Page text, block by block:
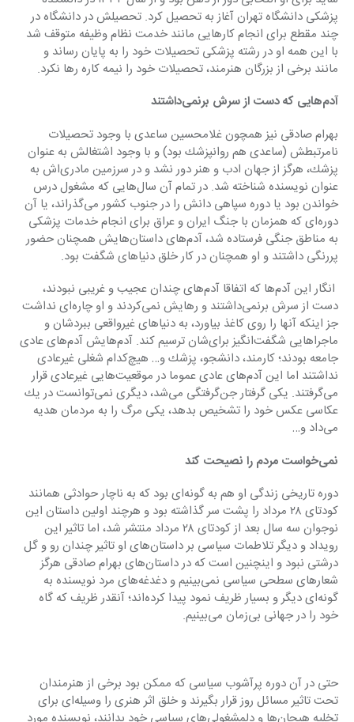
پزشكی دانشگاه تهران آغاز به تحصیل كرد. تحصیلش در دانشگاه در
چند مقطع برای انجام كارهایی مانند خدمت نظام وظیفه متوقف شد
با این همه او در رشته پزشكی تحصیلات خود را به پایان رساند و
مانند برخی از بزرگان هنرمند، تحصیلات خود را نیمه كاره رها نكرد.
آدم‌هایی كه دست از سرش برنمی‌داشتند
بهرام صادقی نیز همچون غلامحسین ساعدی با وجود تحصیلات
نامرتبطش (ساعدی هم روانپزشك بود) و با وجود اشتغالش به عنوان
پزشك، هرگز از جهان ادب و هنر دور نشد و در سرزمین مادری‌اش به
عنوان نویسنده شناخته شد. در تمام آن سال‌هایی كه مشغول درس
خواندن بود یا دوره سپاهی دانش را در جنوب كشور می‌گذراند، یا آن
دوره‌ای كه همزمان با جنگ ایران و عراق برای انجام خدمات پزشكی
به مناطق جنگی فرستاده شد، آدم‌های داستان‌هایش همچنان حضور
پررنگی داشتند و او همچنان در كار خلق دنیاهای شگفت بود.
انگار این آدم‌ها كه اتفاقا آدم‌های چندان عجیب و غریبی نبودند،
دست از سرش برنمی‌داشتند و رهایش نمی‌كردند و او چاره‌ای نداشت
جز اینكه آنها را روی كاغذ بیاورد، به دنیاهای غیرواقعی ببردشان و
ماجراهایی شگفت‌انگیز برای‌شان ترسیم كند. آدم‌هایش آدم‌های عادی
جامعه بودند؛ كارمند، دانشجو، پزشك و… هیچ‌كدام شغلی غیرعادی
نداشتند اما این آدم‌های عادی عموما در موقعیت‌هایی غیرعادی قرار
می‌گرفتند. یكی گرفتار جن‌گرفتگی می‌شد، دیگری نمی‌توانست در یك
عكاسی عكس خود را تشخیص بدهد، یكی مرگ را به مردمان هدیه
می‌داد و…
نمی‌خواست مردم را نصیحت كند
دوره تاریخی زندگی او هم به گونه‌ای بود كه به ناچار حوادثی همانند
كودتای ٢٨ مرداد را پشت سر گذاشته بود و هرچند اولین داستان این
نوجوان سه سال بعد از كودتای ٢٨ مرداد منتشر شد، اما تاثیر این
رویداد و دیگر تلاطمات سیاسی بر داستان‌های او تاثیر چندان رو و گل
درشتی نبود و اینچنین است كه در داستان‌های بهرام صادقی هرگز
شعارهای سطحی سیاسی نمی‌بینیم و دغدغه‌های مرد نویسنده به
گونه‌ای دیگر و بسیار ظریف نمود پیدا كرده‌اند؛ آنقدر ظریف كه گاه
خود را در جهانی بی‌زمان می‌بینیم.
حتی در آن دوره پرآشوب سیاسی كه ممكن بود برخی از هنرمندان
تحت تاثیر مسائل روز قرار بگیرند و خلق اثر هنری را وسیله‌ای برای